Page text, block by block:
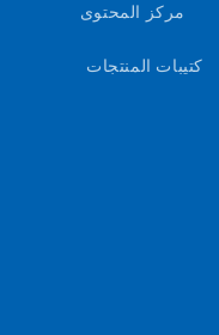
مركز المحتوى
كتيبات المنتجات